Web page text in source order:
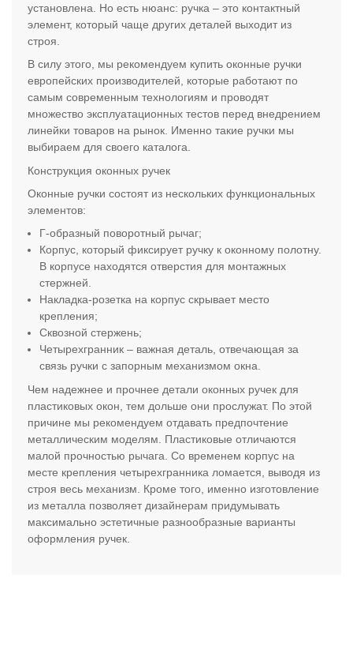
установлена. Но есть нюанс: ручка – это контактный
элемент, который чаще других деталей выходит из
строя.
В силу этого, мы рекомендуем купить оконные ручки
европейских производителей, которые работают по
самым современным технологиям и проводят
множество эксплуатационных тестов перед внедрением
линейки товаров на рынок. Именно такие ручки мы
выбираем для своего каталога.
Конструкция оконных ручек
Оконные ручки состоят из нескольких функциональных
элементов:
Г-образный поворотный рычаг;
Корпус, который фиксирует ручку к оконному полотну.
В корпусе находятся отверстия для монтажных
стержней.
Накладка-розетка на корпус скрывает место
крепления;
Сквозной стержень;
Четырехгранник – важная деталь, отвечающая за
связь ручки с запорным механизмом окна.
Чем надежнее и прочнее детали оконных ручек для
пластиковых окон, тем дольше они прослужат. По этой
причине мы рекомендуем отдавать предпочтение
металлическим моделям. Пластиковые отличаются
малой прочностью рычага. Со временем корпус на
месте крепления четырехгранника ломается, выводя из
строя весь механизм. Кроме того, именно изготовление
из металла позволяет дизайнерам придумывать
максимально эстетичные разнообразные варианты
оформления ручек.